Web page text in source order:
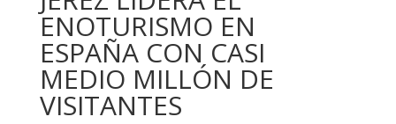
ENOTURISMO EN
ESPAÑA CON CASI
MEDIO MILLÓN DE
VISITANTES